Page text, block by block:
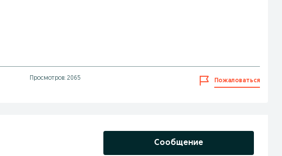
Просмотров: 2065 Пожаловаться
Сообщение